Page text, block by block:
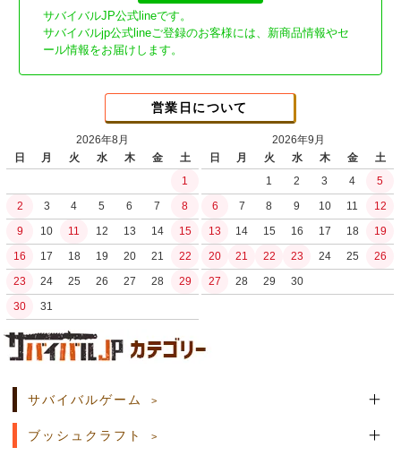
サバイバルJP公式lineです。
サバイバルjp公式lineご登録のお客様には、新商品情報やセ
ール情報をお届けします。
営業日について
2026年8月
日
月 火 水 木 金
土
1
2
3 4 5 6 7
8
9
10 11 12 13 14
15
16
17 18 19 20 21
22
23
24 25 26 27 28
29
30
31
2026年9月
日
月 火 水 木 金
土
1
2 3 4
5
6
7 8 9 10 11
12
13
14 15 16 17 18
19
20
21 22 23 24 25
26
27
28 29 30
土日祝日の商品発送はございません。
サバイバルゲーム
ブッシュクラフト